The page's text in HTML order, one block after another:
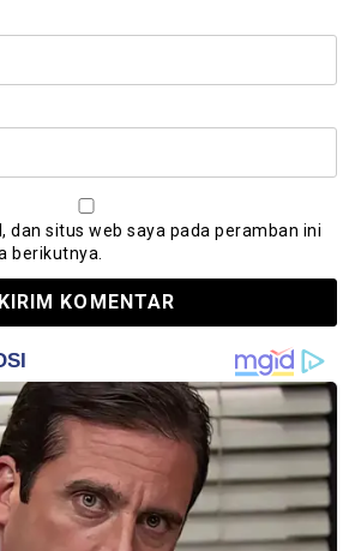
dan situs web saya pada peramban ini
berikutnya.